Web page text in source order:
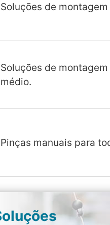
Soluções de
Soluções de
médio.
Pinças manuais para